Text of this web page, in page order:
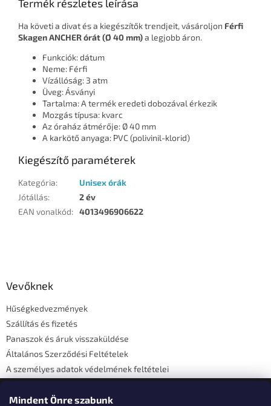
Mindent Önre szabunk
Termék részletes leírása
Ha követi a divat és a kiegészítők trendjeit, vásároljon Férfi
Skagen ANCHER órát (Ø 40 mm)a legjobb áron.
Funkciók: dátum
Neme: Férfi
Vízállóság: 3 atm
Üveg: Ásványi
Tartalma: A termék eredeti dobozával érkezik
Mozgás típusa: kvarc
Az óraház átmérője: Ø 40 mm
A karkötő anyaga: PVC (polivinil-klorid)
Kiegészítő paraméterek
Kategória:
Unisex órák
Jótállás:
2 év
EAN vonalkód: 4013496906622
Vevőknek
Hűségkedvezmények
Szállítás és fizetés
Panaszok és áruk visszaküldése
Általános Szerződési Feltételek
A személyes adatok védelmének feltételei
Elérhetőségi adatok